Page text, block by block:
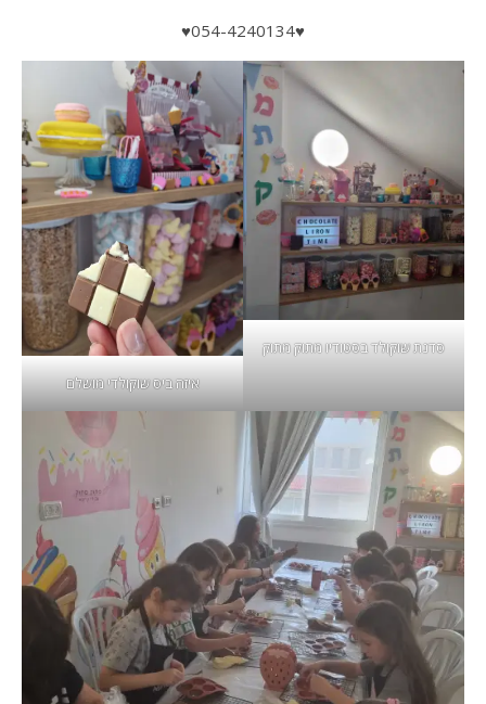
♥054-4240134♥
סדנת שוקולד בסטודיו מתוק מתוק
איזה ביס שוקולדי מושלם